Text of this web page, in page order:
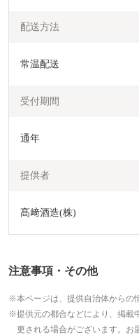
配送方法
常温配送
受付期間
通年
提供者
髙﨑酒造(株)
注意事項・その他
本ページは、提供自治体からの
提供元の都合などにより、掲載
更される場合がございます。お